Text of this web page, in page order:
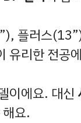
플러스
유리한 전공
이에요. 대신
요.